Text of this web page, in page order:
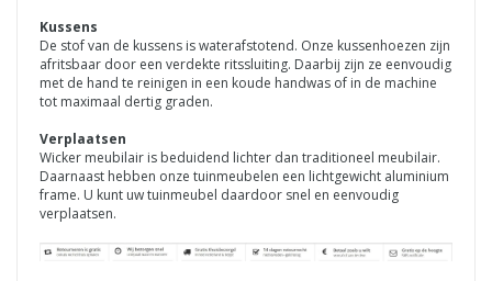
Kussens
De stof van de kussens is waterafstotend. Onze kussenhoezen zijn
afritsbaar door een verdekte ritssluiting. Daarbij zijn ze eenvoudig
met de hand te reinigen in een koude handwas of in de machine
tot maximaal dertig graden.
Verplaatsen
Wicker meubilair is beduidend lichter dan traditioneel meubilair.
Daarnaast hebben onze tuinmeubelen een lichtgewicht aluminium
frame. U kunt uw tuinmeubel daardoor snel en eenvoudig
verplaatsen.